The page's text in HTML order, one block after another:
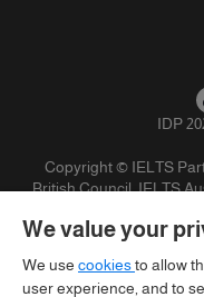
Copyright © IELTS
British Council, IELTS
We value your
We use cookiesto allow
user experience, and to